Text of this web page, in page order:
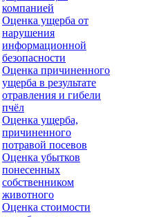
компанией
Оценка ущерба от
нарушения
информационной
безопасности
Оценка причиненного
ущерба в результате
отравления и гибели
пчёл
Оценка ущерба,
причиненного
потравой посевов
Оценка убытков
понесенных
собственником
животного
Оценка стоимости